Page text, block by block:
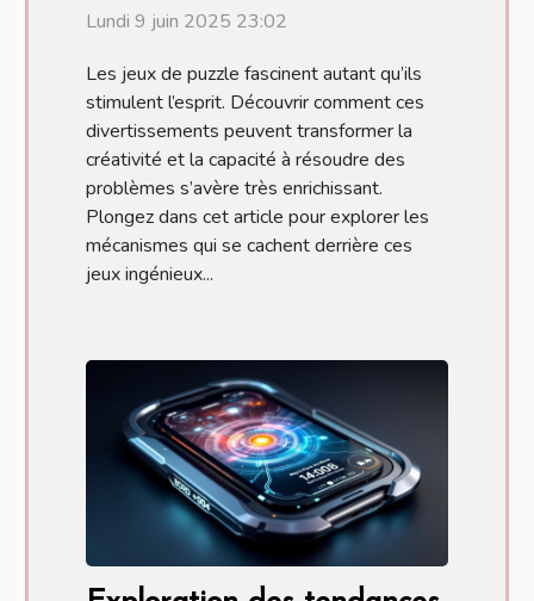
de problèmes
Lundi 9 juin 2025 23:02
Les jeux de puzzle fascinent autant qu’ils
stimulent l’esprit. Découvrir comment ces
divertissements peuvent transformer la
créativité et la capacité à résoudre des
problèmes s’avère très enrichissant.
Plongez dans cet article pour explorer les
mécanismes qui se cachent derrière ces
jeux ingénieux...